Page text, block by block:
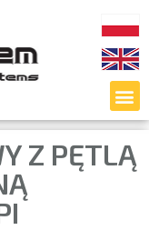
Z PĘTLĄ